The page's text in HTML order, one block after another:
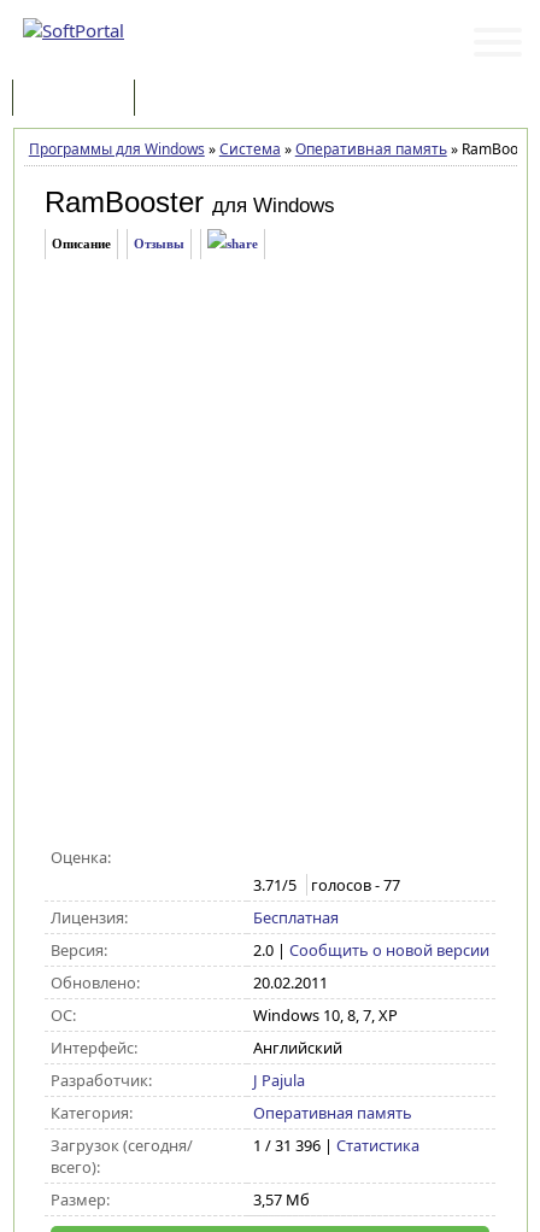
Программы для Windows »Система »Оперативная память»
RamBooster для Windows
Описание Отзывы
Оценка:
3.71/5 голосов -77
Лицензия:
Бесплатная
Версия:
2.0| Сообщить о новой версии
Обновлено:
20.02.2011
ОС:
Windows 10, 8, 7, XP
Интерфейс:
Английский
Разработчик:
J Pajula
Категория:
Оперативная память
Загрузок (сегодня/
всего):
1 / 31 396 | Статистика
Размер: 3,57 Мб